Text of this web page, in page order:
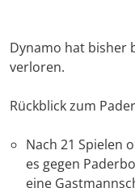
Dynamo hat bisher
verloren.
Rückblick zum
Nach 21 Spielen
es gegen
eine